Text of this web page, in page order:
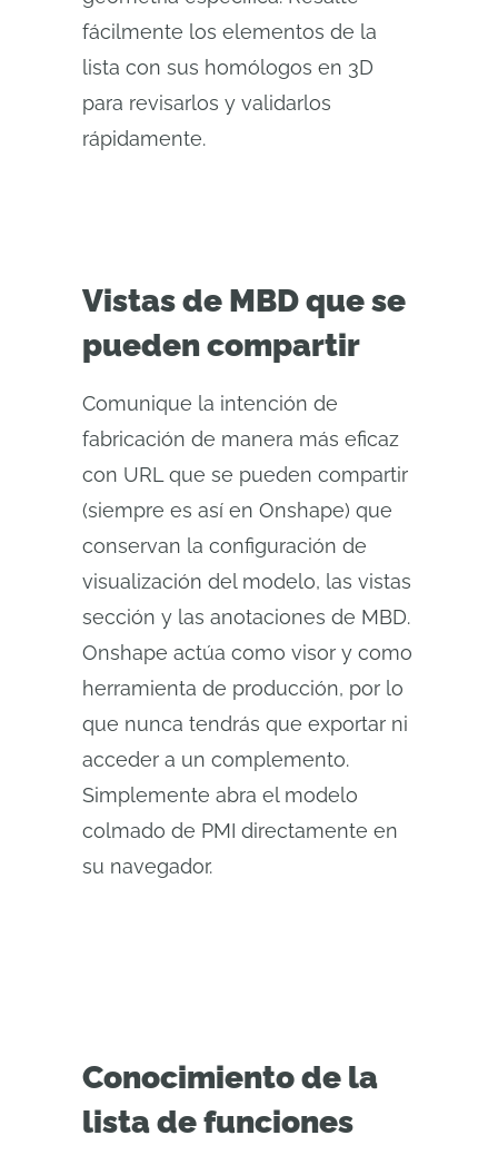
fácilmente los elementos de la
lista con sus homólogos en 3D
para revisarlos y validarlos
rápidamente.
Vistas de MBD que se
pueden compartir
Comunique la intención de
fabricación de manera más eficaz
con URL que se pueden compartir
(siempre es así en Onshape) que
conservan la configuración de
visualización del modelo, las vistas
sección y las anotaciones de MBD.
Onshape actúa como visor y como
herramienta de producción, por lo
que nunca tendrás que exportar ni
acceder a un complemento.
Simplemente abra el modelo
colmado de PMI directamente en
su navegador.
Conocimiento de la
lista de funciones